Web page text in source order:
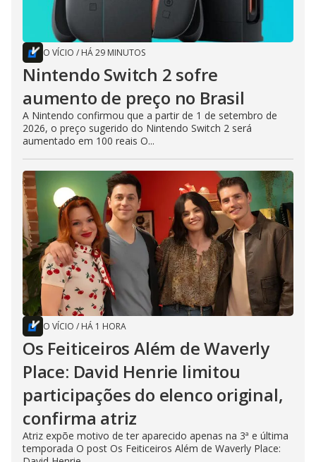
O VÍCIO / HÁ 29 MINUTOS
Nintendo Switch 2 sofre
aumento de preço no Brasil
A Nintendo confirmou que a partir de 1 de setembro de
2026, o preço sugerido do Nintendo Switch 2 será
aumentado em 100 reais O...
O VÍCIO / HÁ 1 HORA
Os Feiticeiros Além de Waverly
Place: David Henrie limitou
participações do elenco original,
confirma atriz
Atriz expõe motivo de ter aparecido apenas na 3ª e última
temporada O post Os Feiticeiros Além de Waverly Place: